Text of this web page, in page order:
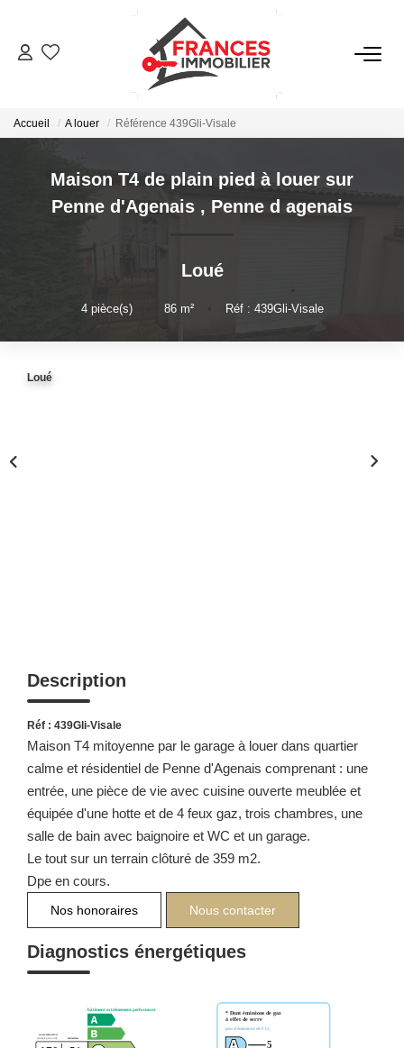
GESTION LOCATIVE
NOTRE AGENCE
Accueil A louer Référence 439Gli-Visale
Maison T4 de plain pied à louer sur
Penne d'Agenais , Penne d agenais
Loué
4pièce(s) 86m² Réf : 439Gli-Visale
Loué
Description
Réf : 439Gli-Visale
Maison T4 mitoyenne par le garage à louer dans quartier
calme et résidentiel de Penne d'Agenais comprenant : une
entrée, une pièce de vie avec cuisine ouverte meublée et
équipée d'une hotte et de 4 feux gaz, trois chambres, une
salle de bain avec baignoire et WC et un garage.
Le tout sur un terrain clôturé de 359 m2.
Dpe en cours.
Nos honoraires Nous contacter
Diagnostics énergétiques